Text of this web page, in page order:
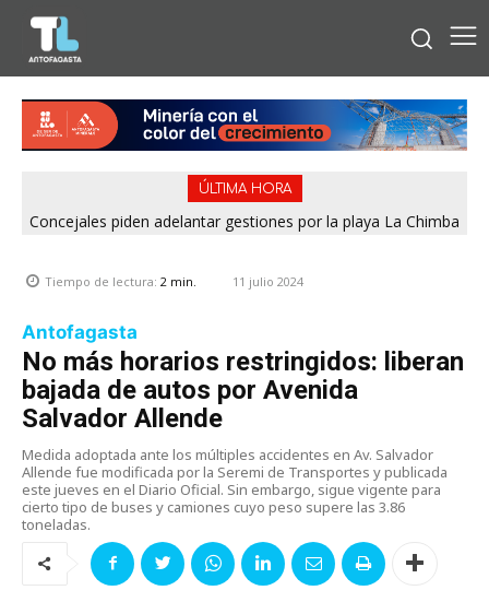
ÚLTIMA HORA
Concejales piden adelantar gestiones por la playa La Chimba
Tiempo de lectura: 2 min. 11 julio 2024
Antofagasta
No más horarios restringidos: liberan
bajada de autos por Avenida
Salvador Allende
Medida adoptada ante los múltiples accidentes en Av. Salvador
Allende fue modificada por la Seremi de Transportes y publicada
este jueves en el Diario Oficial. Sin embargo, sigue vigente para
cierto tipo de buses y camiones cuyo peso supere las 3.86
toneladas.